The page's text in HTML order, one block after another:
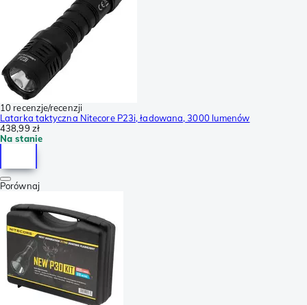
10 recenzje/recenzji
Latarka taktyczna Nitecore P23i, ładowana, 3000 lumenów
438,99 zł
Na stanie
Porównaj